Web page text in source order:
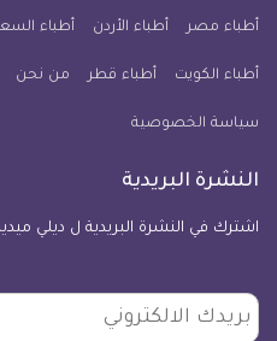
معلومة
للآيفون
أطباء مصر أطباء الأردن أطباء
أطباء الكويت أطباء قطر من نحن
سياسة الخصوصية
النشرة البريدية
اشترك في النشرة البريدية ل ديلي
بريدك